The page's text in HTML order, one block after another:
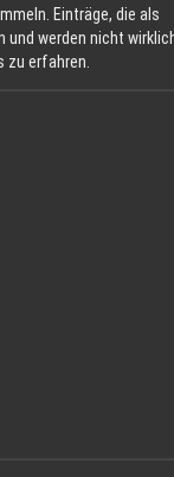
Ölheizung
Öl wird auch
Es bietet sich
ist. Öl-Heizung und
und einfache
Wir installieren
Sie uns an. Wir
Einträge, die als
und werden nicht
zu erfahren.